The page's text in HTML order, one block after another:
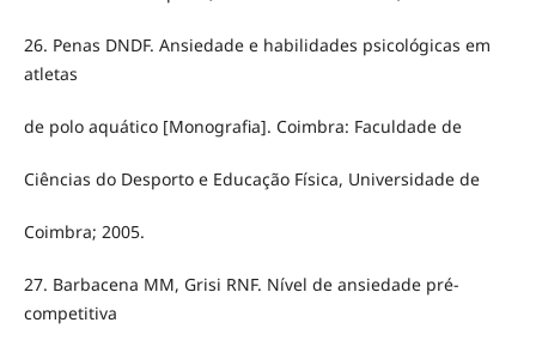
26. Penas DNDF. Ansiedade e habilidades psicológicas em
atletas
de polo aquático [Monografia]. Coimbra: Faculdade de
Ciências do Desporto e Educação Física, Universidade de
Coimbra; 2005.
27. Barbacena MM, Grisi RNF. Nível de ansiedade pré-
competitiva